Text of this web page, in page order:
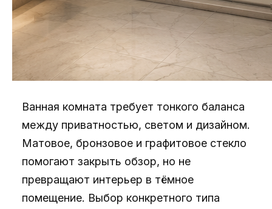
Ванная комната требует тонкого баланса
между приватностью, светом и дизайном.
Матовое, бронзовое и графитовое стекло
помогают закрыть обзор, но не
превращают интерьер в тёмное
помещение. Выбор конкретного типа